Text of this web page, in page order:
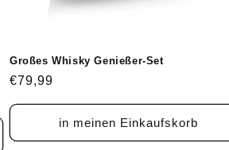
Großes Whisky Genießer-Set
Normaler
€79,99
in meinen Einkaufskorb